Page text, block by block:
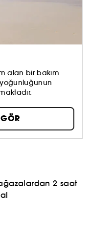
alan bir bakım
yoğunluğunun
2 saat